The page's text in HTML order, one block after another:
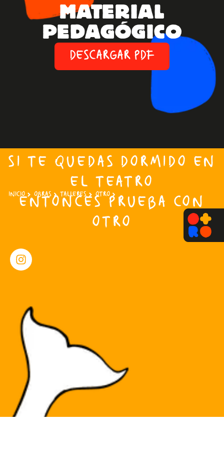
MATERIAL
PEDAGÓGICO
DESCARGAR PDF
SI TE QUEDAS DORMIDO EN
EL TEATRO
ENTONCES PRUEBA CON
OTRO
INICIO OBRAS TALLERES OTRO